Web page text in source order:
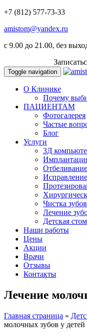
+7 (812) 577-73-33
amistom@yandex.ru
c 9.00 до 21.00, без
Toggle navigation
О Клинике
Почему
ПАЦИЕНТАМ
Фотогалерея
Частые
Блог
Услуги
3Д
Отбеливание
Чистка зубов
Лечение
Детская
Наши работы
Цены
Акции
Врачи
Отзывы
Контакты
Лечение
Главная страница »
молочных зубов у детей